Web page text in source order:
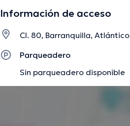
Información de acceso
Cl. 80, Barranquilla, Atlántico
Parqueadero
Sin parqueadero disponible